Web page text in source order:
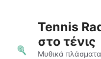
περιεχόμενοTennis
στο τένις
Μυθικά